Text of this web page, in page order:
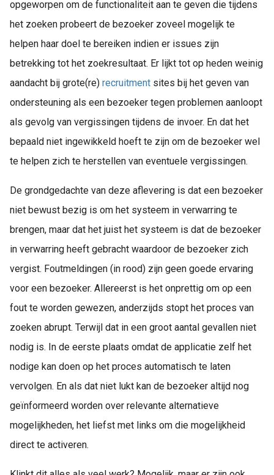
opgeworpen om de functionaliteit aan te geven die tijdens
het zoeken probeert de bezoeker zoveel mogelijk te
helpen haar doel te bereiken indien er issues zijn
betrekking tot het zoekresultaat. Er lijkt tot op heden weinig
aandacht bij grote(re) recruitment sites bij het geven van
ondersteuning als een bezoeker tegen problemen aanloopt
als gevolg van vergissingen tijdens de invoer. En dat het
bepaald niet ingewikkeld hoeft te zijn om de bezoeker wel
te helpen zich te herstellen van eventuele vergissingen.
De grondgedachte van deze aflevering is dat een bezoeker
niet bewust bezig is om het systeem in verwarring te
brengen, maar dat het juist het systeem is dat de bezoeker
in verwarring heeft gebracht waardoor de bezoeker zich
vergist. Foutmeldingen (in rood) zijn geen goede ervaring
voor een bezoeker. Allereerst is het onprettig om op een
fout te worden gewezen, anderzijds stopt het proces van
zoeken abrupt. Terwijl dat in een groot aantal gevallen niet
nodig is. In de eerste plaats omdat de applicatie zelf het
nodige kan doen op het proces automatisch te laten
vervolgen. En als dat niet lukt kan de bezoeker altijd nog
geïnformeerd worden over relevante alternatieve
mogelijkheden, het liefst met links om die mogelijkheid
direct te activeren.